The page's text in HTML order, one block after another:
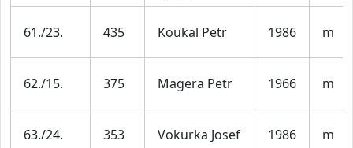
61./23. 435 Koukal Petr 1986 m
62./15. 375 Magera Petr 1966 m
63./24. 353 Vokurka Josef 1986 m